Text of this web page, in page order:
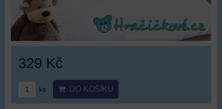
329 Kč
ks DO KOŠÍKU